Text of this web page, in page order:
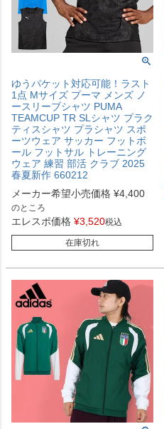
ゆうパケット対応可能！ラスト
1点 Mサイズ プーマ メンズ ノ
ースリーブシャツ PUMA
TEAMCUP TR SLシャツ プラク
ティスシャツ プラシャツ スポ
ーツウェア サッカー フットボ
ール フットサル トレーニング
ウェア 練習 部活 クラブ 2025
春夏新作 660212
メーカー希望小売価格 ¥4,400
のところ
エレスポ価格 ¥3,520税込
在庫切れ